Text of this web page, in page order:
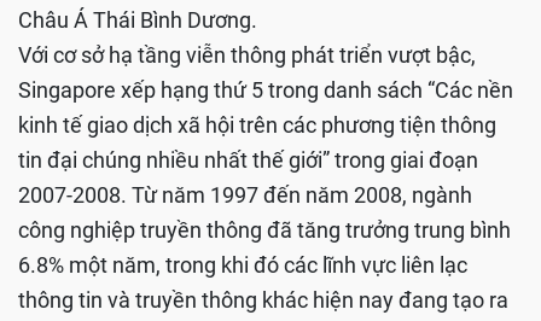
Châu Á Thái Bình Dương.
Với cơ sở hạ tầng viễn thông phát triển vượt bậc,
Singapore xếp hạng thứ 5 trong danh sách “Các nền
kinh tế giao dịch xã hội trên các phương tiện thông
tin đại chúng nhiều nhất thế giới” trong giai đoạn
2007-2008. Từ năm 1997 đến năm 2008, ngành
công nghiệp truyền thông đã tăng trưởng trung bình
6.8% một năm, trong khi đó các lĩnh vực liên lạc
thông tin và truyền thông khác hiện nay đang tạo ra